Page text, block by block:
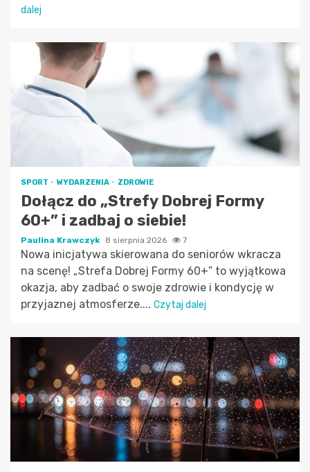
dalej
SPORT WYDARZENIA ZDROWIE
Dołącz do „Strefy Dobrej Formy
60+” i zadbaj o siebie!
Paulina Krawczyk 8 sierpnia 2026 7
Nowa inicjatywa skierowana do seniorów wkracza
na scenę! „Strefa Dobrej Formy 60+” to wyjątkowa
okazja, aby zadbać o swoje zdrowie i kondycję w
przyjaznej atmosferze.... Czytaj dalej